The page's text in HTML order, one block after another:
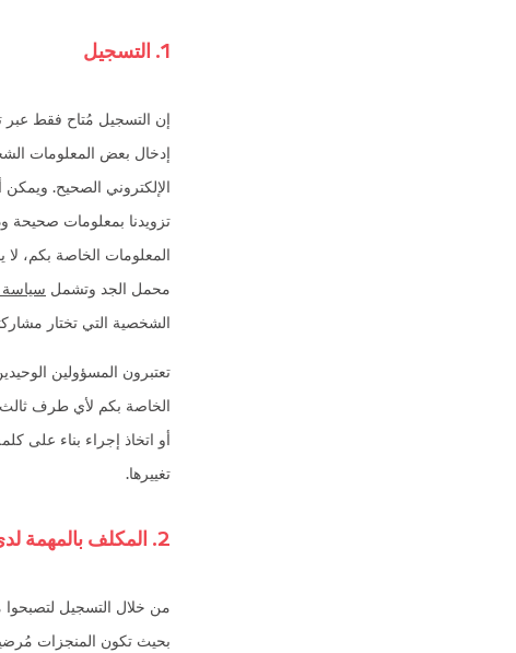
1. التسجيل
إدخال بعض المعلومات
الإلكتروني الصحيح.
تزويدنا بمعلومات صحيحة
المعلومات الخاصة بكم،
محمل الجد وتشمل سياسة
الشخصية التي تختار
تعتبرون المسؤولين
الخاصة بكم لأي طرف
أو اتخاذ إجراء بناء على
تغييرها.
2. المكلف بالمهمة لدى سمارت روكيت SmartRocket
من خلال التسجيل لتصبحوا